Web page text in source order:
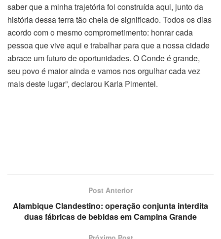
saber que a minha trajetória foi construída aqui, junto da
história dessa terra tão cheia de significado. Todos os dias
acordo com o mesmo comprometimento: honrar cada
pessoa que vive aqui e trabalhar para que a nossa cidade
abrace um futuro de oportunidades. O Conde é grande,
seu povo é maior ainda e vamos nos orgulhar cada vez
mais deste lugar”, declarou Karla Pimentel.
Post Anterior
Alambique Clandestino: operação conjunta interdita
duas fábricas de bebidas em Campina Grande